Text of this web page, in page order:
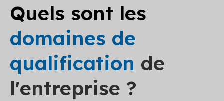
Quels sont les
domaines de
qualification de
l'entreprise ?